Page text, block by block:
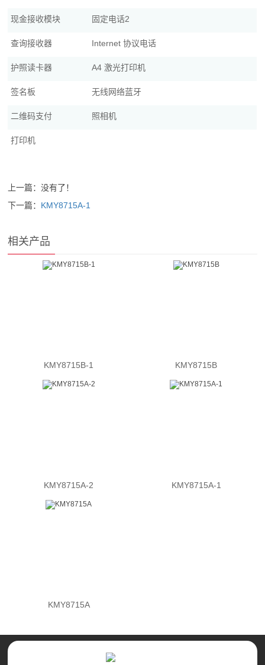
现金接收模块 固定电话2
查询接收器 Internet 协议电话
护照读卡器 A4 激光打印机
签名板 无线网络蓝牙
二维码支付 照相机
打印机
上一篇：没有了！
下一篇： KMY8715A-1
相关产品
KMY8715B-1 KMY8715B
KMY8715A-2 KMY8715A-1
KMY8715A